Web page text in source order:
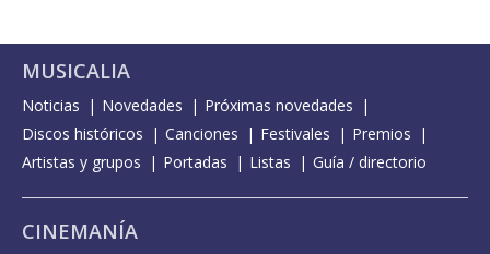
MUSICALIA
Noticias Novedades
Próximas novedades
Discos históricos
Canciones Festivales
Premios
Artistas y grupos
Portadas Listas Guía / directorio
CINEMANÍA